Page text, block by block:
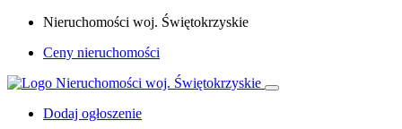
Nieruchomości woj. Świętokrzyskie
Ceny nieruchomości
Dodaj ogłoszenie